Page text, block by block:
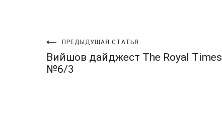
Навигация
по
ПРЕДЫДУЩАЯ СТАТЬЯ
Вийшов дайджест The Royal Times
№6/3